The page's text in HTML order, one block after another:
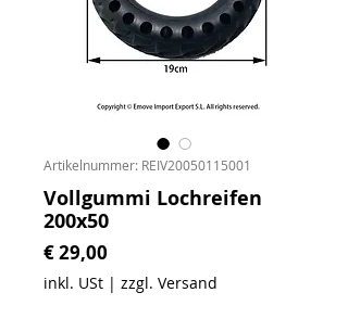
Artikelnummer: REIV20050115001
Vollgummi Lochreifen
200x50
€ 29,00
inkl. USt | zzgl. Versand